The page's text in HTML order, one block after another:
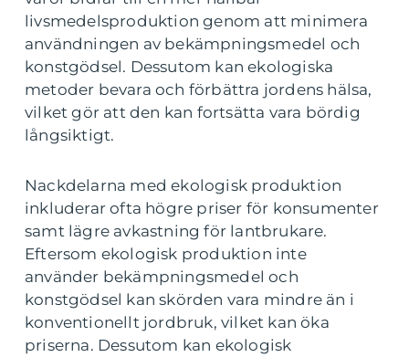
livsmedelsproduktion genom att minimera
användningen av bekämpningsmedel och
konstgödsel. Dessutom kan ekologiska
metoder bevara och förbättra jordens hälsa,
vilket gör att den kan fortsätta vara bördig
långsiktigt.
Nackdelarna med ekologisk produktion
inkluderar ofta högre priser för konsumenter
samt lägre avkastning för lantbrukare.
Eftersom ekologisk produktion inte
använder bekämpningsmedel och
konstgödsel kan skörden vara mindre än i
konventionellt jordbruk, vilket kan öka
priserna. Dessutom kan ekologisk